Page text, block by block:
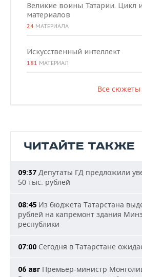
Великие воины Татарии. Цикл
материалов
24 МАТЕРИАЛА
Искусственный интеллект
181 МАТЕРИАЛ
Все сюжеты
ЧИТАЙТЕ ТАКЖЕ
09:37 Депутаты ГД предложили
50 тыс. рублей
08:45 Из бюджета Татарстана
рублей на капремонт здания
республики
07:00 Сегодня в Татарстане
06 авг Премьер-министр